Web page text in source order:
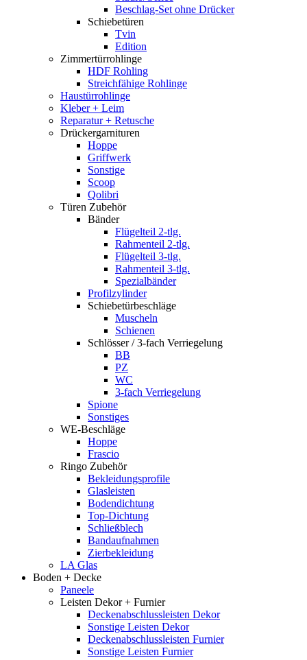
Beschlag-Set ohne Drücker
Schiebetüren
Tvin
Edition
Zimmertürrohlinge
HDF Rohling
Streichfähige Rohlinge
Haustürrohlinge
Kleber + Leim
Reparatur + Retusche
Drückergarnituren
Hoppe
Griffwerk
Sonstige
Scoop
Qolibri
Türen Zubehör
Bänder
Flügelteil 2-tlg.
Rahmenteil 2-tlg.
Flügelteil 3-tlg.
Rahmenteil 3-tlg.
Spezialbänder
Profilzylinder
Schiebetürbeschläge
Muscheln
Schienen
Schlösser / 3-fach Verriegelung
BB
PZ
WC
3-fach Verriegelung
Spione
Sonstiges
WE-Beschläge
Hoppe
Frascio
Ringo Zubehör
Bekleidungsprofile
Glasleisten
Bodendichtung
Top-Dichtung
Schließblech
Bandaufnahmen
Zierbekleidung
LA Glas
Boden + Decke
Paneele
Leisten Dekor + Furnier
Deckenabschlussleisten Dekor
Sonstige Leisten Dekor
Deckenabschlussleisten Furnier
Sonstige Leisten Furnier